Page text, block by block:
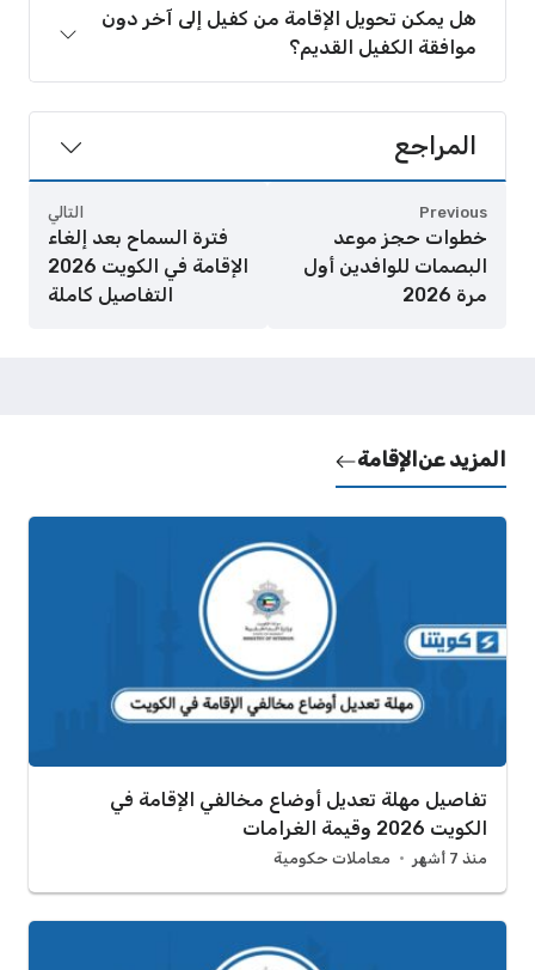
هل يمكن تحويل الإقامة من كفيل إلى آخر دون
موافقة الكفيل القديم؟
المراجع
Previous
خطوات حجز موعد
البصمات للوافدين أول
مرة 2026
التالي
فترة السماح بعد إلغاء
الإقامة في الكويت 2026
التفاصيل كاملة
المزيد عنالإقامة
تفاصيل مهلة تعديل أوضاع مخالفي الإقامة في
الكويت 2026 وقيمة الغرامات
منذ 7 أشهر معاملات حكومية